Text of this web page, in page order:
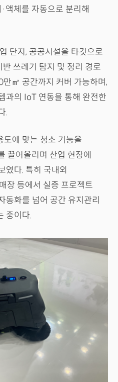
액체를 자동으로 분리해
단지, 공공시설을 타깃으로
쓰레기 탐지 및 정리 경로
㎡ 공간까지 커버 가능하며,
과의 IoT 연동을 통해 완전한
.
도에 맞는 청소 기능을
끌어올리며 산업 현장에
였다. 특히 국내외
장 등에서 실증 프로젝트
동화를 넘어 공간 유지관리
중이다.